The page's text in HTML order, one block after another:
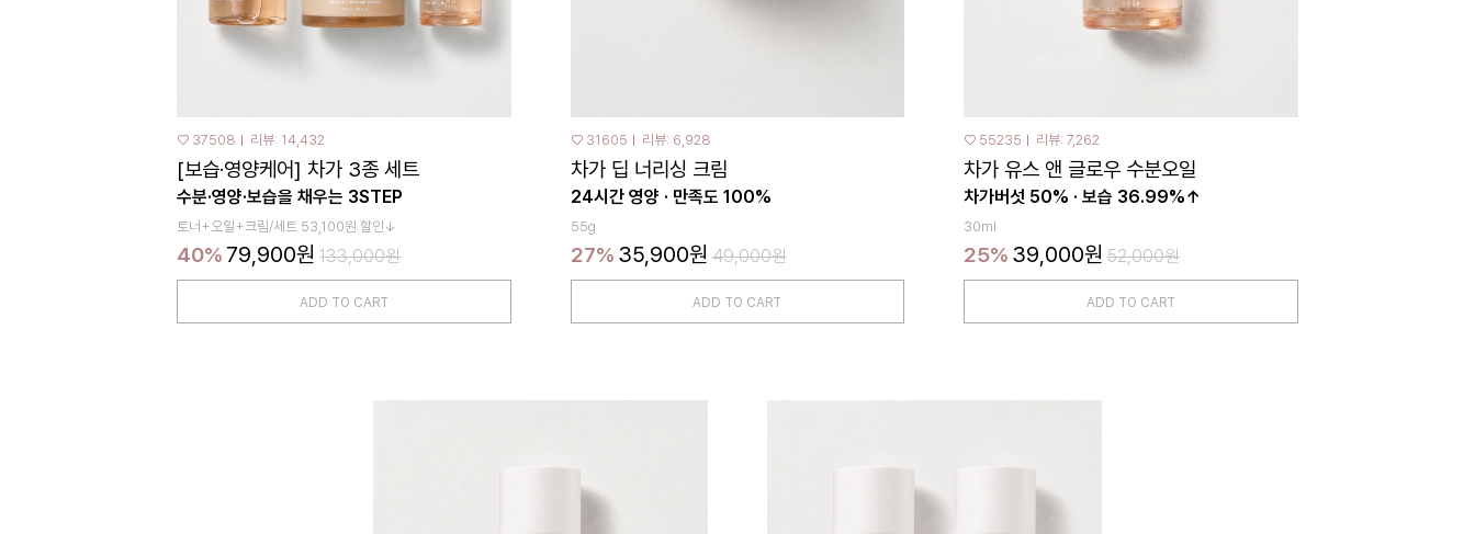
♡ 37508 리뷰: 14,432
[보습·영양케어] 차가 3종 세트
수분·영양·보습을 채우는 3STEP
토너+오일+크림/세트 53,100원 할인↓
40% 79,900원 133,000원
ADD TO CART
♡ 31605 리뷰: 6,928
차가 딥 너리싱 크림
24시간 영양 · 만족도 100%
55g
27% 35,900원 49,000원
ADD TO CART
♡ 55235 리뷰: 7,262
차가 유스 앤 글로우 수분오일
차가버섯 50% · 보습 36.99%↑
30ml
25% 39,000원 52,000원
ADD TO CART